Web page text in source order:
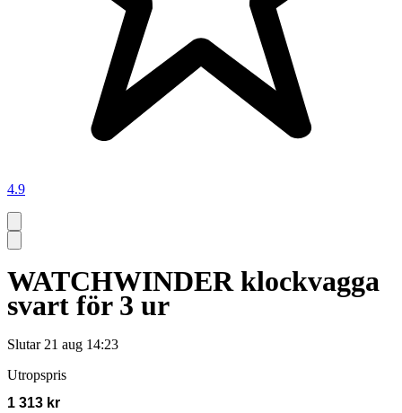
4.9
WATCHWINDER klockvagga
svart för 3 ur
Slutar 21 aug 14:23
Utropspris
1 313 kr